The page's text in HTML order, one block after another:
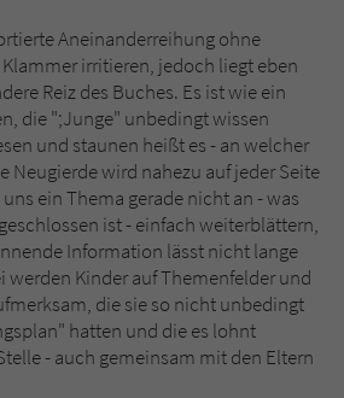
Aneinanderreihung ohne
irritieren, jedoch liegt eben
Reiz des Buches. Es ist wie ein
die ";Junge" unbedingt wissen
und staunen heißt es - an welcher
Neugierde wird nahezu auf jeder Seite
ein Thema gerade nicht an - was
ist - einfach weiterblättern,
Information lässt nicht lange
werden Kinder auf Themenfelder und
die sie so nicht unbedingt
hatten und die es lohnt
- auch gemeinsam mit den Eltern